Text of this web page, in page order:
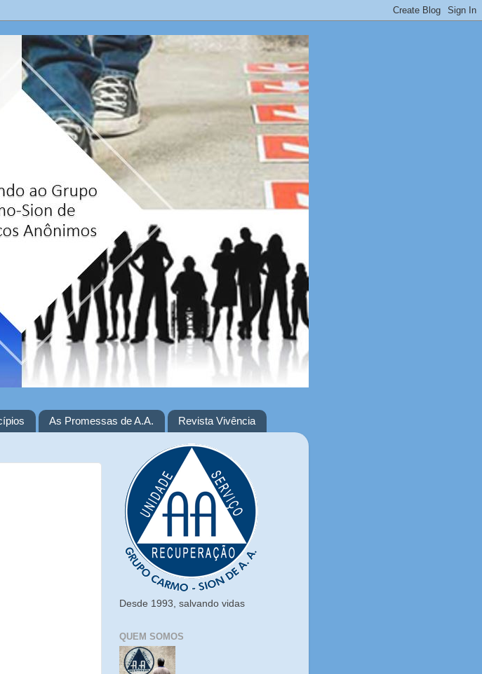
As Promessas de A.A. Revista Vivência
Desde 1993, salvando vidas
QUEM SOMOS